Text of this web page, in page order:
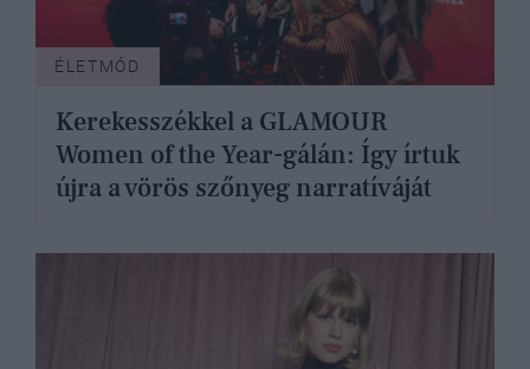
ÉLETMÓD
Kerekesszékkel a GLAMOUR
Women of the Year-gálán: Így írtuk
újra a vörös szőnyeg narratíváját